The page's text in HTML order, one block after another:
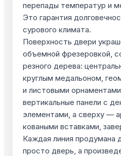
перепады температур и
Это гарантия
сурового климата.
Поверхность двери
объемной фрезеровкой,
резного дерева:
круглым медальоном,
и листовыми
вертикальные панели с
элементами, а сверху —
коваными вставками,
Каждая линия продумана
просто дверь, а